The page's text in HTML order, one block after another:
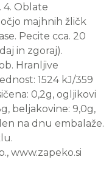
4. Oblate
majhnih žličk
Pecite cca. 20
in zgoraj).
Hranljive
1524 kJ/359
0,2g, ogljikovi
beljakovine: 9,0g,
na dnu embalaže.
www.zapeko.si